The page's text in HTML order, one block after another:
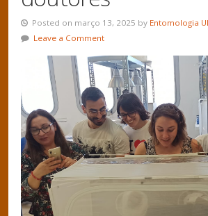
Posted on março 13, 2025 by Entomologia
Leave a Comment